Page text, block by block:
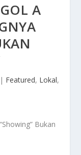
A
| Featured, Lokal,